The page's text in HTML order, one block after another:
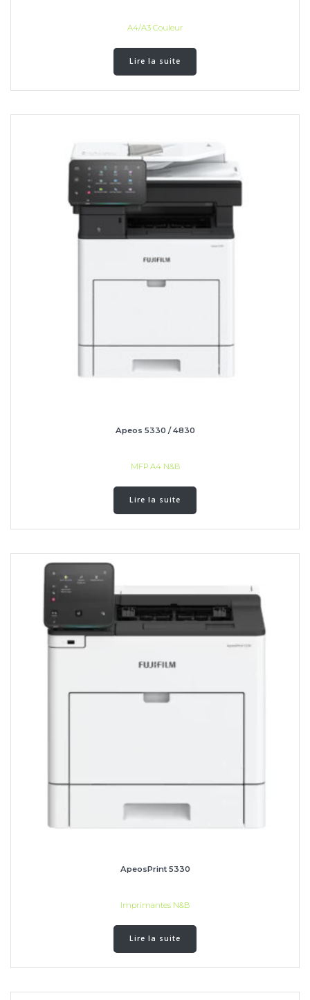
A4/A3 Couleur
Lire la suite
Apeos 5330 / 4830
MFP A4 N&B
Lire la suite
ApeosPrint 5330
Imprimantes N&B
Lire la suite